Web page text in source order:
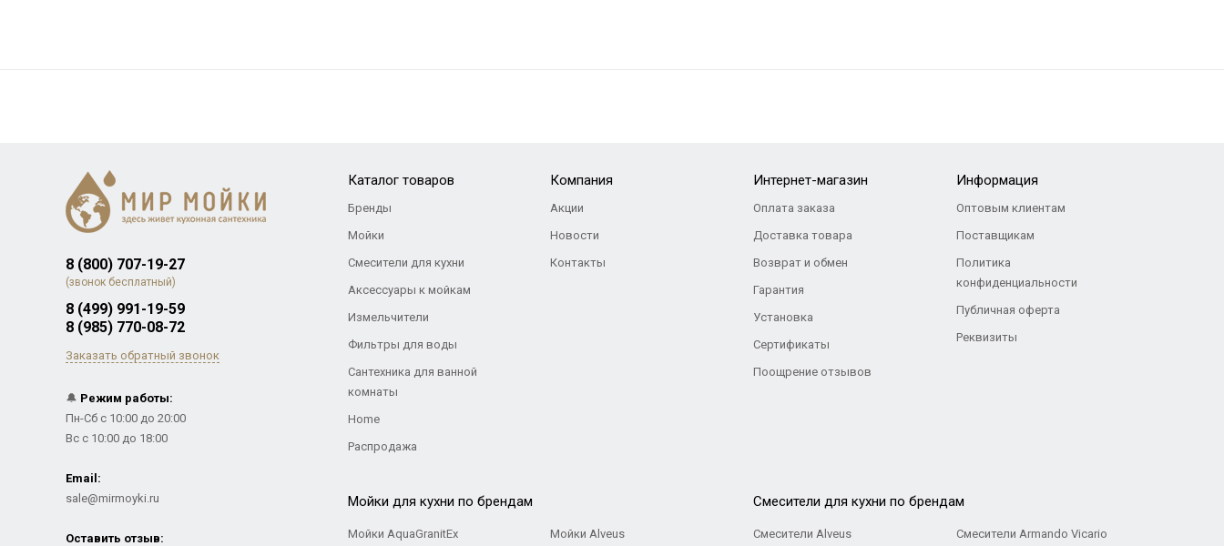
8 (800) 707-19-27
(звонок бесплатный)
8 (499) 991-19-59
8 (985) 770-08-72
Заказать обратный звонок
🔔 Режим работы:
Пн-Сб с 10:00 до 20:00
Вс с 10:00 до 18:00
Email:
sale@mirmoyki.ru
Оставить отзыв:
Каталог товаров
Бренды
Мойки
Смесители для кухни
Аксессуары к мойкам
Измельчители
Фильтры для воды
Сантехника для ванной
комнаты
Home
Распродажа
Компания
Акции
Новости
Контакты
Интернет-магазин
Оплата заказа
Доставка товара
Возврат и обмен
Гарантия
Установка
Сертификаты
Поощрение отзывов
Информация
Оптовым клиентам
Поставщикам
Политика
конфиденциальности
Публичная оферта
Реквизиты
Мойки для кухни по брендам
Мойки AquaGranitEx Мойки Alveus
Cмесители для кухни по брендам
Смесители Alveus Смесители Armando Vicario